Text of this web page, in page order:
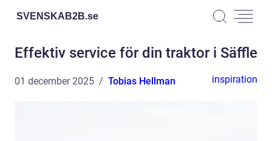
SVENSKAB2B.se
Effektiv service för din traktor i Säffle
01 december 2025 Tobias Hellman inspiration